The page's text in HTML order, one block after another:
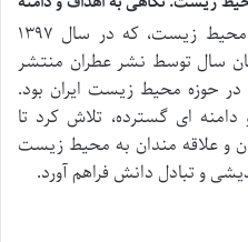
پنجمین همایش و جشنواره ملی محیط زیست، که در سال ۱۳۹۷
سال توسط نشر عطران منتشر
حوزه محیط زیست ایران بود.
ای گسترده، تلاش کرد تا
و علاقه مندان به محیط زیست
و تبادل دانش فراهم آورد.